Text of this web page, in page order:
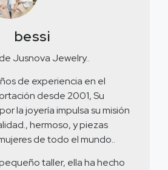
bessi
Jusnova Jewelry..
de experiencia en el
desde 2001, Su
la joyería impulsa su misión
hermoso, y piezas
de todo el mundo..
taller, ella ha hecho